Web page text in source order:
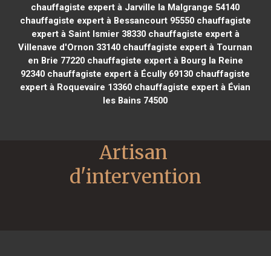
chauffagiste expert à Jarville la Malgrange 54140
chauffagiste expert à Bessancourt 95550chauffagiste
expert à Saint Ismier 38330chauffagiste expert à
Villenave d'Ornon 33140 chauffagiste expert à Tournan
en Brie 77220chauffagiste expert à Bourg la Reine
92340 chauffagiste expert à Écully 69130 chauffagiste
expert à Roquevaire 13360 chauffagiste expert à Évian
les Bains 74500
Artisan
d'intervention